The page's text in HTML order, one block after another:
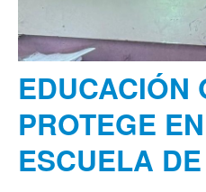
EDUCACIÓN
PROTEGE
ESCUELA